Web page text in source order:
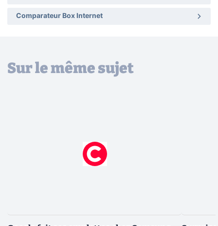
Comparateur Box Internet
Sur le même sujet